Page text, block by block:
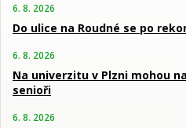
6. 8. 2026
Do ulice na Roudné se po
6. 8. 2026
Na univerzitu v Plzni mohou
senioři
6. 8. 2026